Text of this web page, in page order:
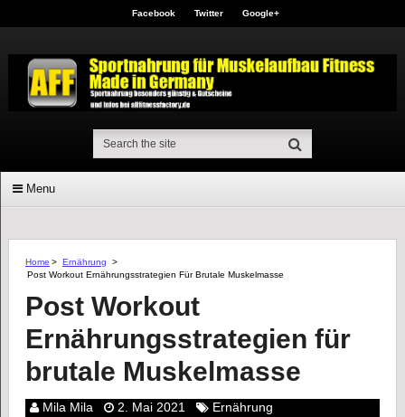
Facebook Twitter Google+
Menu
Home > Ernährung
>
Post Workout Ernährungsstrategien Für Brutale Muskelmasse
Post Workout
Ernährungsstrategien für
brutale Muskelmasse
Mila Mila 2. Mai 2021
Ernährung